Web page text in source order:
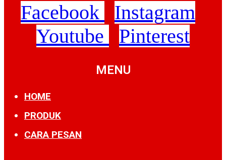
Facebook
Instagram
Youtube
Pinterest
MENU
HOME
PRODUK
CARA PESAN